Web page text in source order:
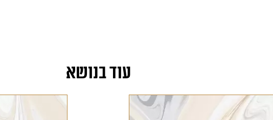
עוד בנושא